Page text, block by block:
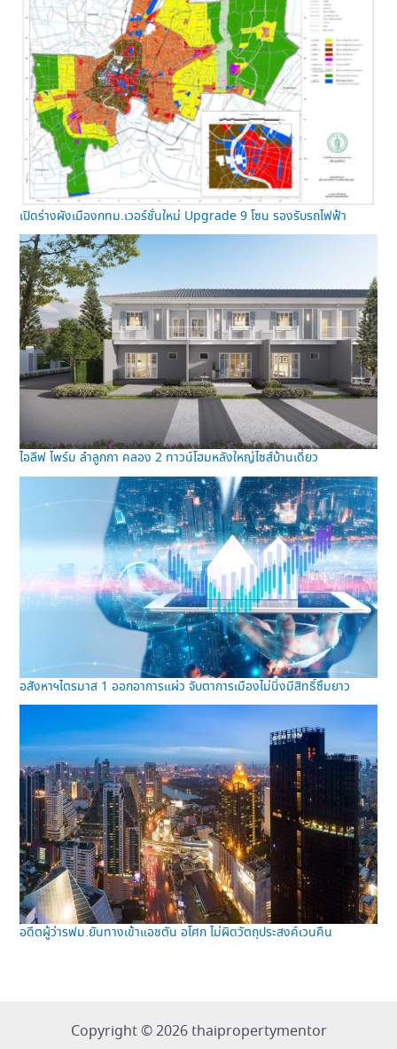
เปิดร่างผังเมืองกทม.เวอร์ชั่นใหม่ Upgrade 9 โซน รองรับรถไฟฟ้า
ไอลีฟ ไพร์ม ลำลูกกา คลอง 2 ทาวน์โฮมหลังใหญ่ไซส์บ้านเดี่ยว
อสังหาฯไตรมาส 1 ออกอาการแผ่ว จับตาการเมืองไม่นิ่งมีสิทธิ์ซึมยาว
อดีตผู้ว่ารฟม.ยันทางเข้าแอชตัน อโศก ไม่ผิดวัตถุประสงค์เวนคืน
Copyright © 2026 thaipropertymentor